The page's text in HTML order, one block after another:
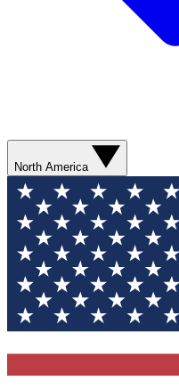
North America